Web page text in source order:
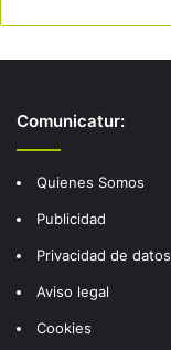
Comunicatur:
Quienes Somos
Publicidad
Privacidad de datos
Aviso legal
Cookies